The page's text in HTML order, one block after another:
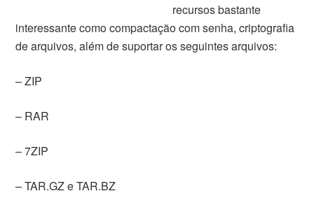
recursos bastante
interessante como compactação com senha, criptografia
de arquivos, além de suportar os seguintes arquivos:
– ZIP
– RAR
– 7ZIP
– TAR.GZ e TAR.BZ